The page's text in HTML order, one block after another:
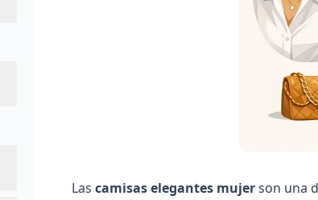
Las camisas elegantes mujerson una